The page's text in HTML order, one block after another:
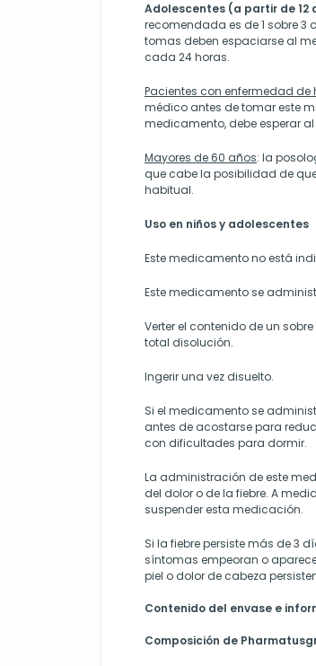
Adolescentes (a partir de 12
recomendada es de 1 sobre 3
tomas deben espaciarse al
cada 24 horas.
Pacientes con enfermedad de
médico antes de tomar este
medicamento, debe esperar
Mayores de 60 años: la
que cabe la posibilidad de
habitual.
Uso en niños y adolescentes
Este medicamento no está
Este medicamento se
Verter el contenido de un
total disolución.
Ingerir una vez disuelto.
Si el medicamento se
antes de acostarse para
con dificultades para dormir.
La administración de este
del dolor o de la fiebre. A
suspender esta medicación.
Si la fiebre persiste más de 3
síntomas empeoran o
piel o dolor de cabeza
Contenido del envase e
Composición de